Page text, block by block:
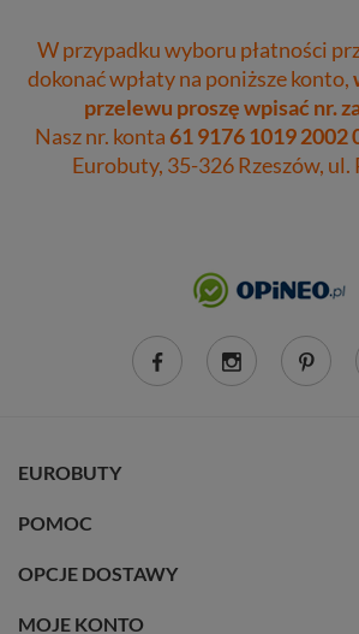
W przypadku wyboru płatności
dokonać wpłaty na poniższe konto,
przelewu proszę wpisać nr.
Nasz nr. konta61 9176 1019 2002
Eurobuty, 35-326 Rzeszów, ul.
EUROBUTY
POMOC
OPCJE DOSTAWY
MOJE KONTO